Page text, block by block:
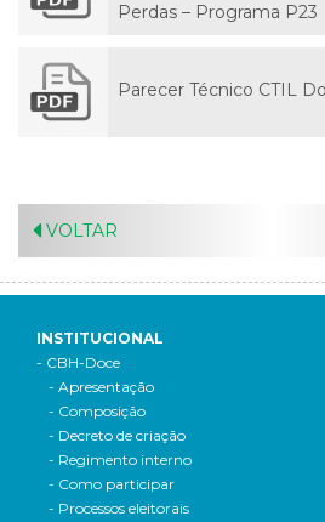
Perdas – Programa P23
Parecer Técnico CTIL
VOLTAR
INSTITUCIONAL
- CBH-Doce
- Apresentação
- Composição
- Decreto de criação
- Regimento interno
- Como participar
- Processos eleitorais